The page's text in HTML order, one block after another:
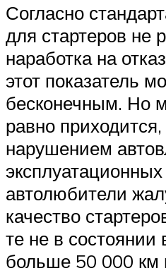
Согласно
для стартеров не
наработка на
этот показатель
бесконечным. Но
равно
нарушением
автолюбители
качество
те не в состоянии
больше 50 000 км